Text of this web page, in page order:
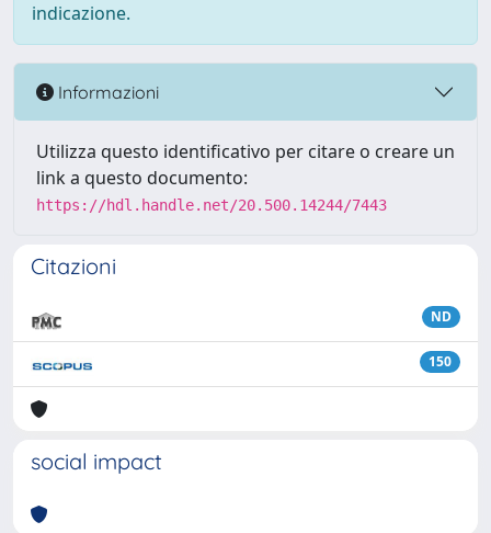
indicazione.
Informazioni
Utilizza questo identificativo per citare o creare un
link a questo documento:
https://hdl.handle.net/20.500.14244/7443
Citazioni
ND
150
social impact